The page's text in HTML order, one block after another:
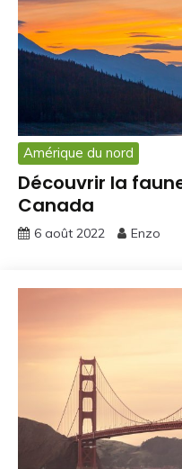
Amérique du nord
Découvrir la
Canada
6 août 2022 Enzo